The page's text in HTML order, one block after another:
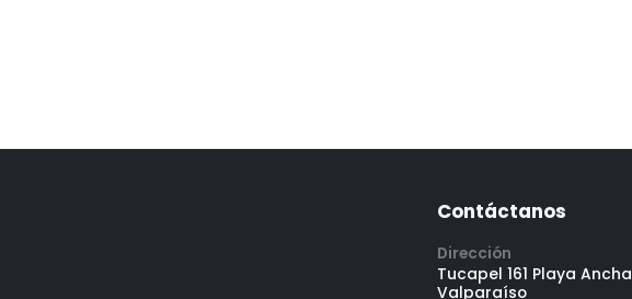
Contáctanos
Dirección
Tucapel 161 Playa Ancha
Valparaíso